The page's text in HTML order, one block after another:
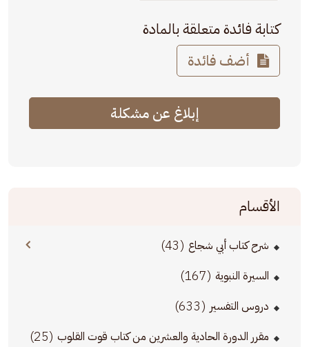
كتابة فائدة متعلقة بالمادة
أضف فائدة
إبلاغ عن مشكلة
الأقسام
شرح كتاب أبي شجاع (43)
السيرة النبوية (167)
دروس التفسير (633)
مقرر الدورة الحادية والعشرين من كتاب قوت القلوب (25)